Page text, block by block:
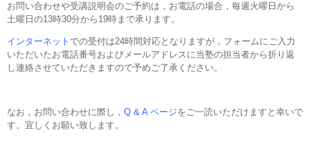
お問い合わせや受講説明会のご予約は，お電話の場合，毎週火曜日から
土曜日の13時30分から19時まで承ります。
インターネット での受付は24時間対応となりますが，フォームにご入力
いただいたお電話番号およびメールアドレスに当塾の担当者から折り返
し連絡させていただきますので予めご了承ください。
なお，お問い合わせに際し， Q & A ページをご一読いただけますと幸いで
す。宜しくお願い致します。